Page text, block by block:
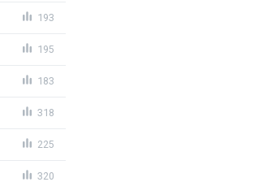
193
195
183
318
225
320